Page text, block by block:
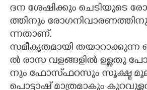
ദ​ന​ ശേ​ഷി​ക്കും​ ചെ​ടി​യു​ടെ​
ത്തി​നും​
ന്ന​താ​ണ്.
​സ​മീ​കൃ​ത​മാ​യി​ ത​യാ​റാ​ക്കു​ന്ന​
ൽ​ രാ​സ​ വ​ള​ങ്ങ​ളി​ൽ​ ഉ​ള്ള​തു​
നും​ ഫോ​സ്‌ഫ​റ​സും​ സൂ​ക്ഷ്മ​
പൊ​ട്ടാ​ഷ് മാ​ത്ര​മാ​കും​